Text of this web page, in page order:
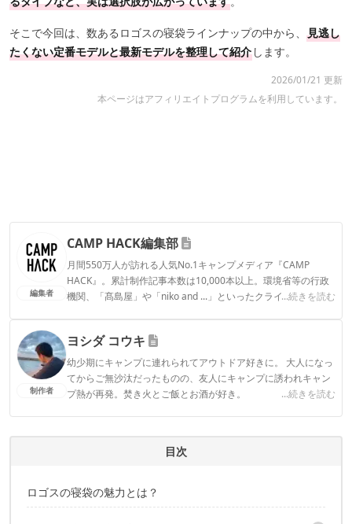
そこで今回は、数あるロゴスの寝袋ラインナップの中から、 見逃し
たくない定番モデルと最新モデルを整理して紹介 します。
2026/01/21 更新
本ページはアフィリエイトプログラムを利用しています。
編集者
CAMP HACK編集部
月間550万人が訪れる人気No.1キャンプメディア『CAMP
HACK』。累計制作記事本数は10,000本以上。環境省等の行政
機関、「髙島屋」や「niko and ...」といったクライアントとの
...続きを読む
CAMP HACK編集部のプロフィール
制作者
ヨシダ コウキ
幼少期にキャンプに連れられてアウトドア好きに。 大人になっ
てからご無沙汰だったものの、友人にキャンプに誘われキャン
プ熱が再発。焚き火とご飯とお酒が好き。
...続きを読む
ヨシダ コウキのプロフィール
目次
ロゴスの寝袋の魅力とは？